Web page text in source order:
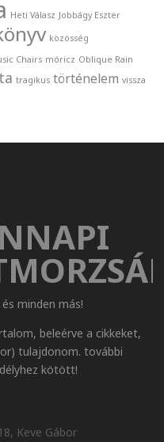
Heti Válasz Jobbágy Eszter
közösség
Chairs móricz Oblique Rain
tragikus történelem vissza
minden más!
beleérve a cikkeket,
tulajdonom. további
kötött!
Keve Gábor